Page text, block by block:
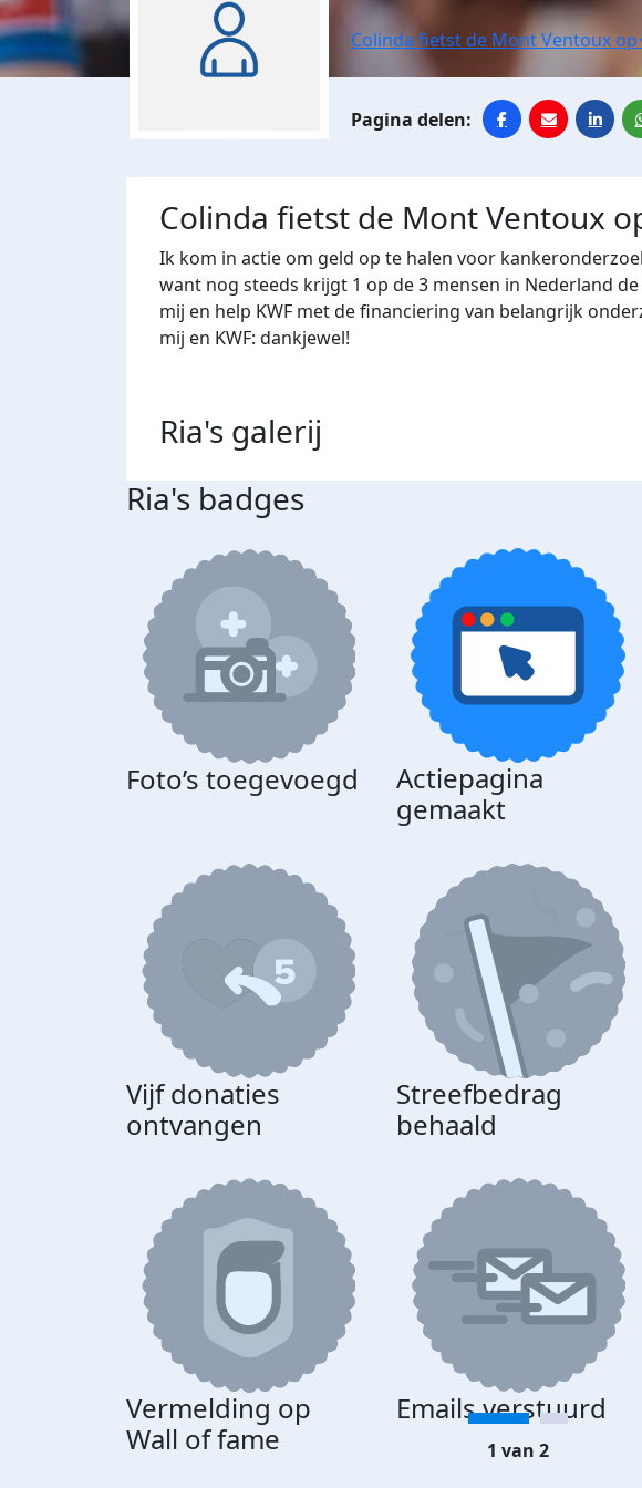
Colinda fietst de Mont Ventoux
Colinda fietst de Mont Ventoux
Ik kom in actie om geld op te halen voor
want nog steeds krijgt 1 op de 3 mensen in Nederland
mij en help KWF met de financiering van belangrijk
mij en KWF: dankjewel!
Ria's galerij
Ria's badges
Foto’s toegevoegd
Actiepagina
gemaakt
Vijf donaties
ontvangen
Streefbedrag
behaald
Vermelding op
Wall of fame
Emails verstuurd
1 van 2